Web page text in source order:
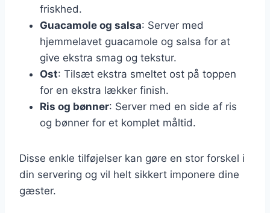
friskhed.
Guacamole og salsa: Server med
hjemmelavet guacamole og salsa for at
give ekstra smag og tekstur.
Ost: Tilsæt ekstra smeltet ost på toppen
for en ekstra lækker finish.
Ris og bønner: Server med en side af ris
og bønner for et komplet måltid.
Disse enkle tilføjelser kan gøre en stor forskel i
din servering og vil helt sikkert imponere dine
gæster.